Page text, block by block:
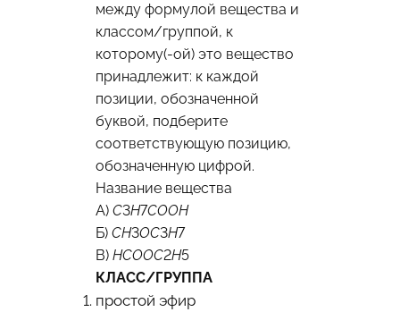
между формулой вещества и
классом/группой, к
которому(-ой) это вещество
принадлежит: к каждой
позиции, обозначенной
буквой, подберите
соответствующую позицию,
обозначенную цифрой.
Название вещества
А)C3​H7​COOH
Б)CH3​OC3​H7​
В)HCOOC2​H5​
КЛАСС/ГРУППА
простой эфир